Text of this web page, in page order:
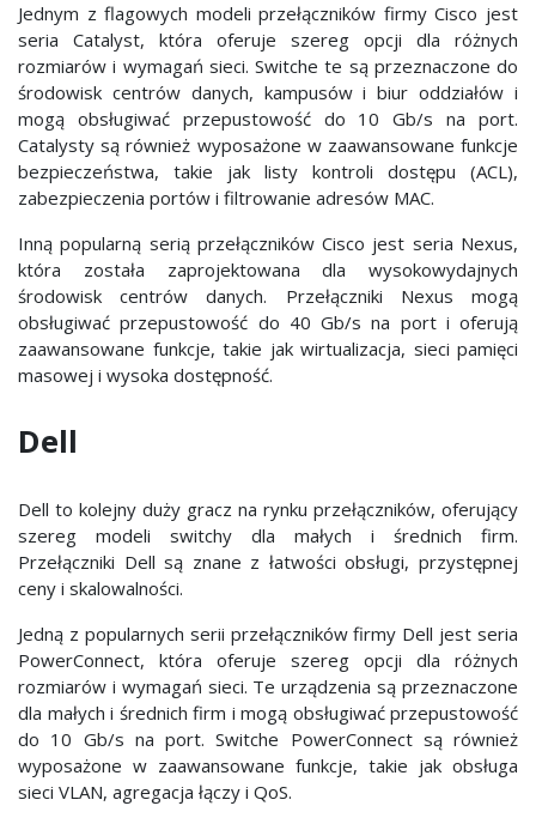
Jednym z flagowych modeli przełączników firmy Cisco jest
seria Catalyst, która oferuje szereg opcji dla różnych
rozmiarów i wymagań sieci. Switche te są przeznaczone do
środowisk centrów danych, kampusów i biur oddziałów i
mogą obsługiwać przepustowość do 10 Gb/s na port.
Catalysty są również wyposażone w zaawansowane funkcje
bezpieczeństwa, takie jak listy kontroli dostępu (ACL),
zabezpieczenia portów i filtrowanie adresów MAC.
Inną popularną serią przełączników Cisco jest seria Nexus,
która została zaprojektowana dla wysokowydajnych
środowisk centrów danych. Przełączniki Nexus mogą
obsługiwać przepustowość do 40 Gb/s na port i oferują
zaawansowane funkcje, takie jak wirtualizacja, sieci pamięci
masowej i wysoka dostępność.
Dell
Dell to kolejny duży gracz na rynku przełączników, oferujący
szereg modeli switchy dla małych i średnich firm.
Przełączniki Dell są znane z łatwości obsługi, przystępnej
ceny i skalowalności.
Jedną z popularnych serii przełączników firmy Dell jest seria
PowerConnect, która oferuje szereg opcji dla różnych
rozmiarów i wymagań sieci. Te urządzenia są przeznaczone
dla małych i średnich firm i mogą obsługiwać przepustowość
do 10 Gb/s na port. Switche PowerConnect są również
wyposażone w zaawansowane funkcje, takie jak obsługa
sieci VLAN, agregacja łączy i QoS.